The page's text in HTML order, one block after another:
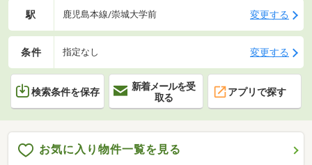
駅 鹿児島本線/崇城大学前 変更する
条件 指定なし 変更する
検索条件を保存
新着メールを受
取る
アプリで探す
お気に入り物件一覧を見る